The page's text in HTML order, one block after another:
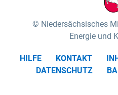
Niedersächsisches
Energie und
HILFE KONTAKT
DATENSCHUTZ